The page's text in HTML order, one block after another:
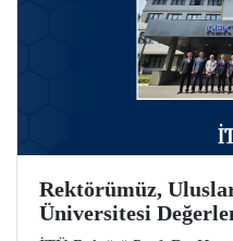
Rektörümüz,
Üniversitesi